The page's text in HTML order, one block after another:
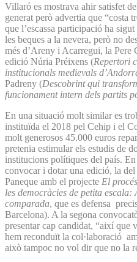
Villaró es mostrava ahir satisfet
generat però advertia que “costa
que l’escassa participació ha
les beques a la nevera, però no
més d’Areny i Acarregui, la Pere
edició Núria Préixens (Repertori
institucionals medievals
Padreny (Descobrint qui
funcionament intern dels partits
En una situació molt similar es
instituïda el 2018 pel Cehip i el
molt generosos 45.000 euros
pretenia estimular els estudis de
institucions polítiques del país. En
convocar i dotar una edició, la
Paneque amb el projecte El
les democràcies de petita
comparada, que es defensa
Barcelona). A la segona
presentar cap candidat, “així
hem reconduït la col·laboració
això tampoc no vol dir que no la